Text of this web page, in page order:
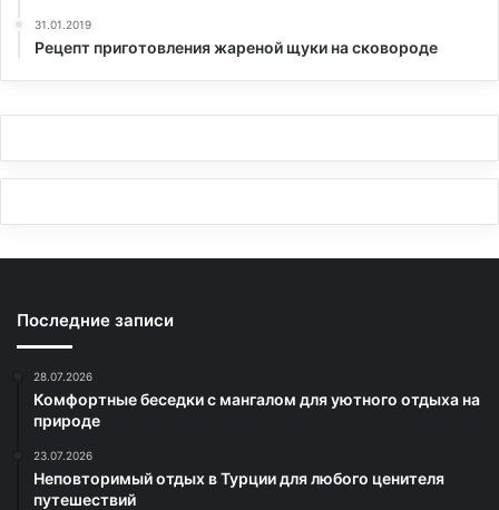
31.01.2019
Рецепт приготовления жареной щуки на сковороде
Последние записи
28.07.2026
Комфортные беседки с мангалом для уютного отдыха на
природе
23.07.2026
Неповторимый отдых в Турции для любого ценителя
путешествий